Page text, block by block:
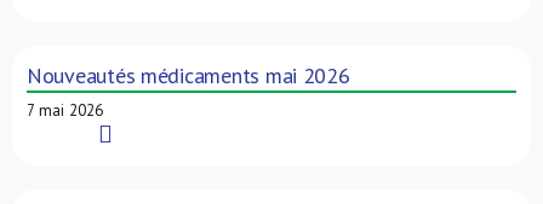
Nouveautés médicaments mai 2026
7 mai 2026